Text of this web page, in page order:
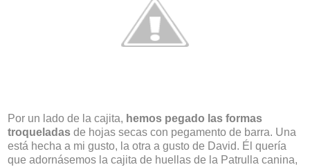
Por un lado de la cajita, hemos pegado las formas
troqueladas de hojas secas con pegamento de barra. Una
está hecha a mi gusto, la otra a gusto de David. Él quería
que adornásemos la cajita de huellas de la Patrulla canina,